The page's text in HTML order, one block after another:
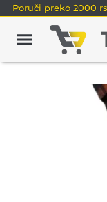
Poruči preko 2000